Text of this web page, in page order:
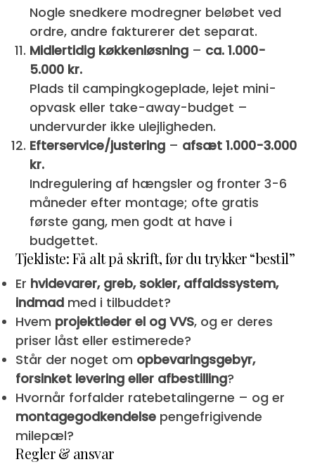
Nogle snedkere modregner beløbet ved
ordre, andre fakturerer det separat.
Midlertidig køkkenløsning – ca. 1.000-
5.000 kr.
Plads til camping­kogeplade, lejet mini-
opvask eller take-away-budget –
undervurder ikke ulejligheden.
Efterservice/justering – afsæt 1.000-3.000
kr.
Indregulering af hængsler og fronter 3-6
måneder efter montage; ofte gratis
første gang, men godt at have i
budgettet.
Tjekliste: Få alt på skrift, før du trykker “bestil”
Er hvidevarer, greb, sokler, affaldssystem,
indmad med i tilbuddet?
Hvem projektleder el og VVS, og er deres
priser låst eller estimerede?
Står der noget om opbevaringsgebyr,
forsinket levering eller afbestilling?
Hvornår forfalder ratebetalingerne – og er
montagegodkendelse pengefrigivende
milepæl?
Regler & ansvar